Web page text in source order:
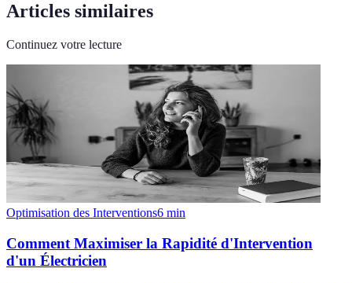
Articles similaires
Continuez votre lecture
Optimisation des Interventions6 min
Comment Maximiser la Rapidité d'Intervention
d'un Électricien